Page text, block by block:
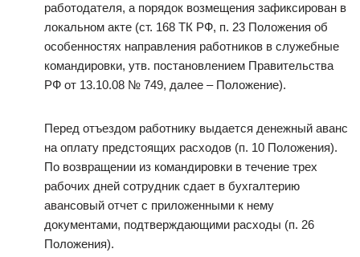
работодателя, а порядок возмещения зафиксирован в
локальном акте (ст. 168 ТК РФ, п. 23 Положения об
особенностях направления работников в служебные
командировки, утв. постановлением Правительства
РФ от 13.10.08 № 749, далее – Положение).
Перед отъездом работнику выдается денежный аванс
на оплату предстоящих расходов (п. 10 Положения).
По возвращении из командировки в течение трех
рабочих дней сотрудник сдает в бухгалтерию
авансовый отчет с приложенными к нему
документами, подтверждающими расходы (п. 26
Положения).